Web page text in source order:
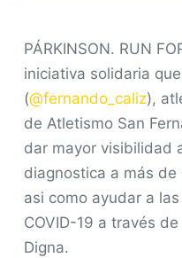
d
o
PÁRKINSON. RUN
iniciativa solidaria
(@fernando_caliz),
de Atletismo San
dar mayor visibilidad
diagnostica a más
asi como ayudar a
COVID-19 a través
Digna.